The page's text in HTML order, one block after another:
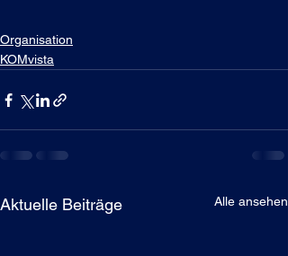
Organisation
KOMvista
Aktuelle Beiträge Alle ansehen